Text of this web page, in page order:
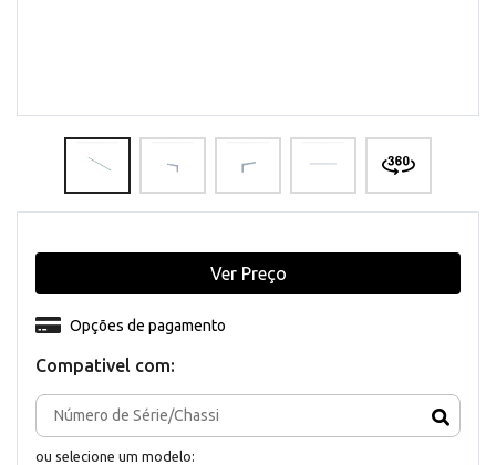
Compativel com:
ou selecione um modelo:
Opções de pagamento
Ver Preço